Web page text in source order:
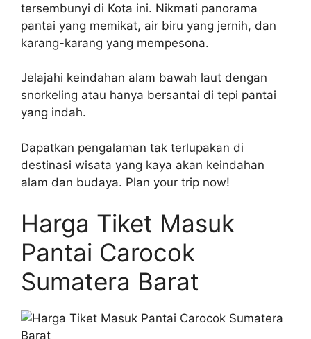
tersembunyi di Kota ini. Nikmati panorama
pantai yang memikat, air biru yang jernih, dan
karang-karang yang mempesona.
Jelajahi keindahan alam bawah laut dengan
snorkeling atau hanya bersantai di tepi pantai
yang indah.
Dapatkan pengalaman tak terlupakan di
destinasi wisata yang kaya akan keindahan
alam dan budaya. Plan your trip now!
Harga Tiket Masuk
Pantai Carocok
Sumatera Barat